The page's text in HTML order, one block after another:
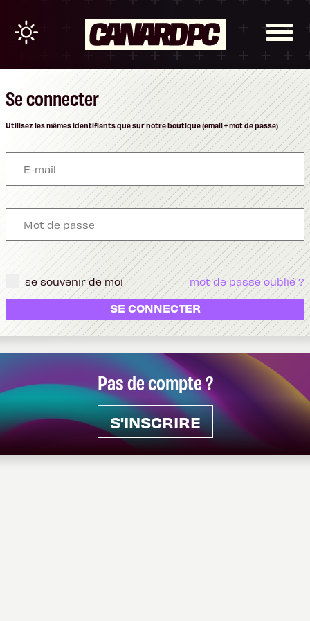
Pas de compte ?
S'INSCRIRE
Se connecter
Utilisez les mêmes identifiants que sur notre boutique (email + mot de passe)
se souvenir de moi mot de passe oublié ?
SE CONNECTER